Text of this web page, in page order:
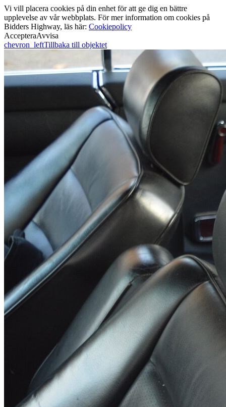
Vi vill placera cookies på din enhet för att ge dig en bättre
upplevelse av vår webbplats. För mer information om cookies på
Bidders Highway, läs här: Cookiepolicy
AccepteraAvvisa
chevron_leftTillbaka till objektet